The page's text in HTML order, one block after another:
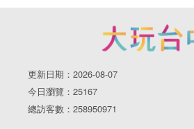
更新日期：2026-08-07
今日瀏覽：25167
總訪客數：258950971